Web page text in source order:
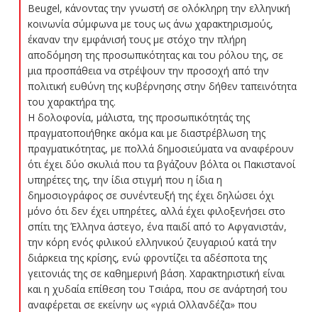
Beugel, κάνοντας την γνωστή σε ολόκληρη την ελληνική
κοινωνία σύμφωνα με τους ως άνω χαρακτηρισμούς,
έκαναν την εμφάνισή τους με στόχο την πλήρη
αποδόμηση της προσωπικότητας και του ρόλου της, σε
μια προσπάθεια να στρέψουν την προσοχή από την
πολιτική ευθύνη της κυβέρνησης στην δήθεν ταπεινότητα
του χαρακτήρα της.
Η δολοφονία, μάλιστα, της προσωπικότητάς της
πραγματοποιήθηκε ακόμα και με διαστρέβλωση της
πραγματικότητας, με πολλά δημοσιεύματα να αναφέρουν
ότι έχει δύο σκυλιά που τα βγάζουν βόλτα οι Πακιστανοί
υπηρέτες της, την ίδια στιγμή που η ίδια η
δημοσιογράφος σε συνέντευξή της έχει δηλώσει όχι
μόνο ότι δεν έχει υπηρέτες, αλλά έχει φιλοξενήσει στο
σπίτι της Έλληνα άστεγο, ένα παιδί από το Αφγανιστάν,
την κόρη ενός φιλικού ελληνικού ζευγαριού κατά την
διάρκεια της κρίσης, ενώ φροντίζει τα αδέσποτα της
γειτονιάς της σε καθημερινή βάση. Χαρακτηριστική είναι
και η χυδαία επίθεση του Τσιάρα, που σε ανάρτησή του
αναφέρεται σε εκείνην ως «γριά Ολλανδέζα» που